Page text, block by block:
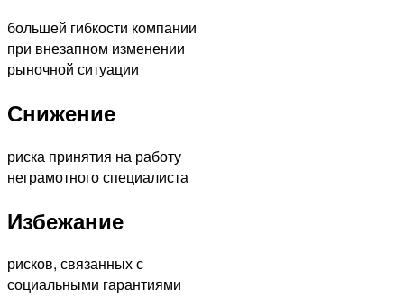
большей гибкости компании
при внезапном изменении
рыночной ситуации
Снижение
риска принятия на работу
неграмотного специалиста
Избежание
рисков, связанных с
социальными гарантиями